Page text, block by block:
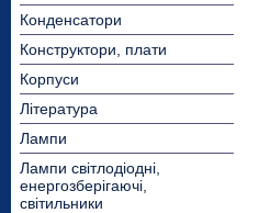
Конденсатори
Конструктори, плати
Корпуси
Література
Лампи
Лампи світлодіодні,
енергозберігаючі,
світильники